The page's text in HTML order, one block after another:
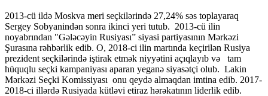
2013-cü ildə Moskva meri seçkilərində 27,24% səs toplayaraq
Sergey Sobyanindən sonra ikinci yeri tutub. 2013-cü ilin
noyabrından "Gələcəyin Rusiyası” siyasi partiyasının Mərkəzi
Şurasına rəhbərlik edib. O, 2018-ci ilin martında keçirilən Rusiya
prezident seçkilərində iştirak etmək niyyətini açıqlayıb və tam
hüquqlu seçki kampaniyası aparan yeganə siyasətçi olub. Lakin
Mərkəzi Seçki Komissiyası onu qeydə almaqdan imtina edib. 2017-
2018-ci illərdə Rusiyada kütləvi etiraz hərəkatının liderlik edib.